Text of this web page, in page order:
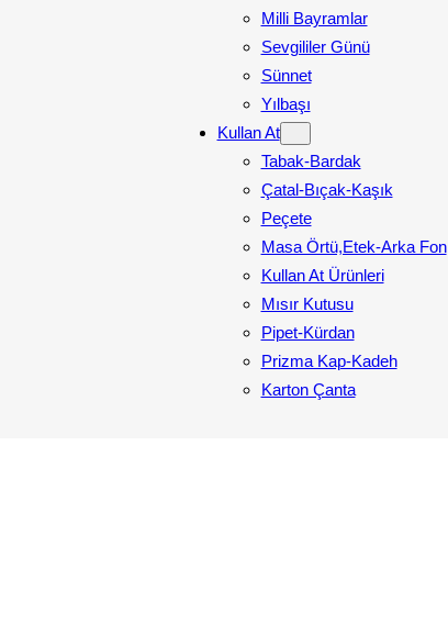
Milli Bayramlar
Sevgililer Günü
Sünnet
Yılbaşı
Kullan At
Tabak-Bardak
Çatal-Bıçak-Kaşık
Peçete
Masa Örtü,Etek-Arka Fon
Kullan At Ürünleri
Mısır Kutusu
Pipet-Kürdan
Prizma Kap-Kadeh
Karton Çanta